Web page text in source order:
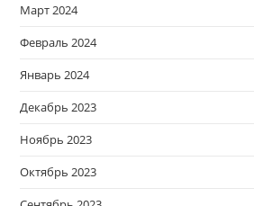
Март 2024
Февраль 2024
Январь 2024
Декабрь 2023
Ноябрь 2023
Октябрь 2023